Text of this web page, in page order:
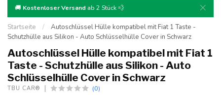
🚚 Kostenloser Versand ab 2 Stück 💨
Startseite /
Autoschlüssel Hülle kompatibel mit Fiat 1 Taste -
Schutzhülle aus Silikon - Auto Schlüsselhülle Cover in Schwarz
Autoschlüssel Hülle kompatibel mit Fiat 1
Taste - Schutzhülle aus Silikon - Auto
Schlüsselhülle Cover in Schwarz
TBU CAR® (0)